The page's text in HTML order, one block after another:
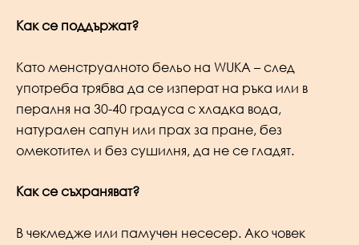
Как се поддържат?
Като менструалното бельо на WUKA – след
употреба трябва да се изперат на ръка или в
пералня на 30-40 градуса с хладка вода,
натурален сапун или прах за пране, без
омекотител и без сушилня, да не се гладят.
Как се съхраняват?
В чекмедже или памучен несесер. Ако човек